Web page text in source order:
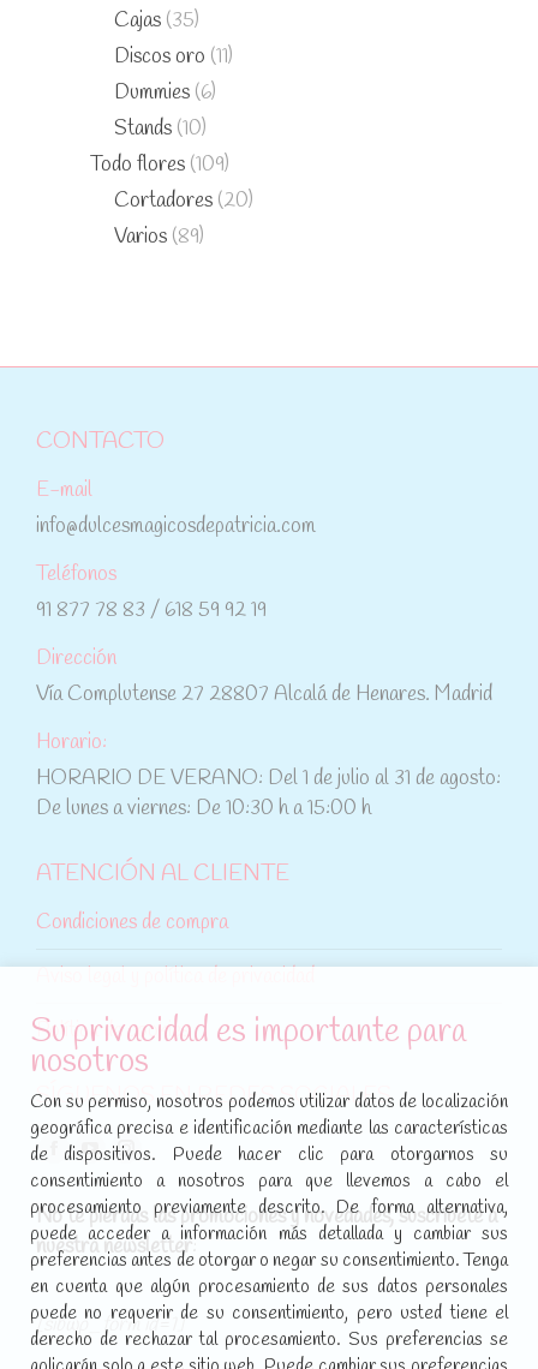
Cajas (35)
Discos oro (11)
Dummies (6)
Stands (10)
Todo flores (109)
Cortadores (20)
Varios (89)
CONTACTO
E-mail
info@dulcesmagicosdepatricia.com
Teléfonos
91 877 78 83 / 618 59 92 19
Dirección
Vía Complutense 27 28807 Alcalá de Henares. Madrid
Horario:
HORARIO DE VERANO: Del 1 de julio al 31 de agosto:
De lunes a viernes: De 10:30 h a 15:00 h
ATENCIÓN AL CLIENTE
Condiciones de compra
Política de cookies
SÍGUENOS EN REDES SOCIALES
Encuéntranos en:
Facebook
page
opens
in
new
window
YouTube
page
opens
in
new
window
Instagram
page
opens
in
new
window
No te pierdas las promociones y novedades, suscríbete a
nuestra newsletter:
[sibwp_form id=1]
Su privacidad es importante para
nosotros
Con su permiso, nosotros podemos utilizar datos de localización
geográfica precisa e identificación mediante las características
de dispositivos. Puede hacer clic para otorgarnos su
consentimiento a nosotros para que llevemos a cabo el
procesamiento previamente descrito. De forma alternativa,
puede acceder a información más detallada y cambiar sus
preferencias antes de otorgar o negar su consentimiento. Tenga
en cuenta que algún procesamiento de sus datos personales
puede no requerir de su consentimiento, pero usted tiene el
derecho de rechazar tal procesamiento. Sus preferencias se